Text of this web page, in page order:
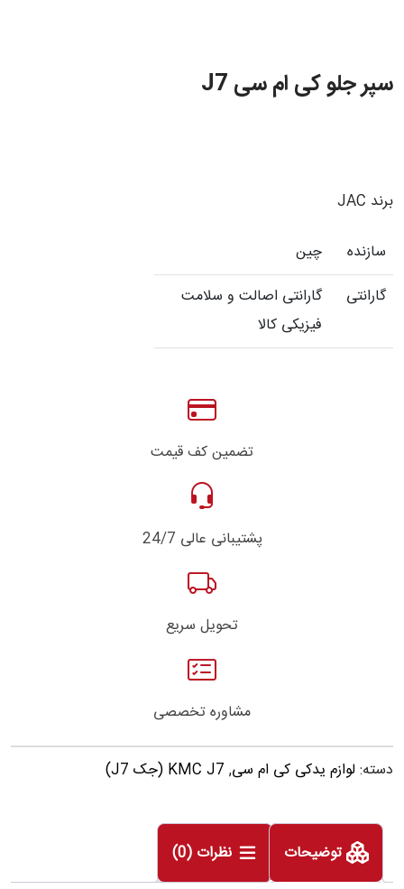
سپر جلو کی ام سی J7
برند JAC
سازنده
چین
گارانتی
گارانتی اصالت و سلامت
فیزیکی کالا
تضمین کف قیمت
پشتیبانی عالی 24/7
تحویل سریع
مشاوره تخصصی
دسته:لوازم یدکی کی ام سی, KMC J7 (جک J7)
توضیحات نظرات (0)